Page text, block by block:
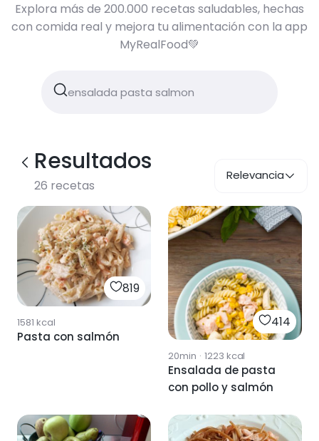
Explora más de 200.000 recetas saludables, hechas
con comida real y mejora tu alimentación con la app
MyRealFood💚
Resultados
26 recetas
Relevancia
819
1581 kcal
Pasta con salmón
414
20min · 1223 kcal
Ensalada de pasta
con pollo y salmón